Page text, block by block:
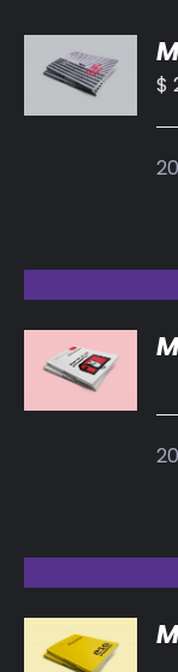
AL
CARRITO
/
$
DETALLES
DETALLES